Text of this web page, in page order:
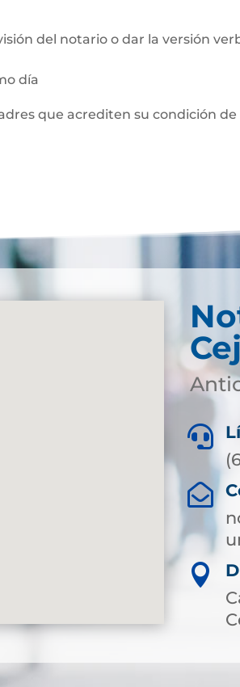
del notario o dar la versión
día
que acrediten su condición


